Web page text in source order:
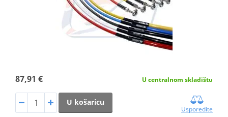
87,91 € U centralnom skladištu
U košaricu
Usporedite